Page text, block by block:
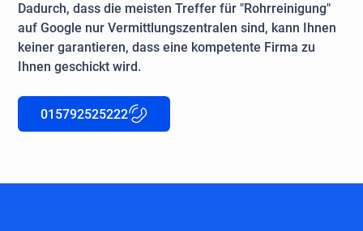
Dadurch, dass die meisten Treffer für "Rohrreinigung"
auf Google nur Vermittlungszentralen sind, kann Ihnen
keiner garantieren, dass eine kompetente Firma zu
Ihnen geschickt wird.
015792525222